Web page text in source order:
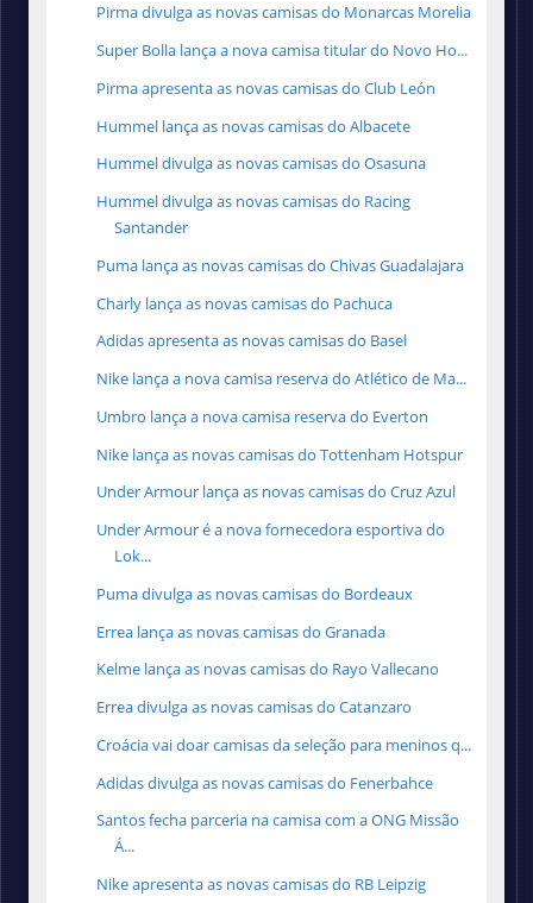
Pirma divulga as novas camisas do Monarcas Morelia
Super Bolla lança a nova camisa titular do Novo Ho...
Pirma apresenta as novas camisas do Club León
Hummel lança as novas camisas do Albacete
Hummel divulga as novas camisas do Osasuna
Hummel divulga as novas camisas do Racing
Santander
Puma lança as novas camisas do Chivas Guadalajara
Charly lança as novas camisas do Pachuca
Adidas apresenta as novas camisas do Basel
Nike lança a nova camisa reserva do Atlético de Ma...
Umbro lança a nova camisa reserva do Everton
Nike lança as novas camisas do Tottenham Hotspur
Under Armour lança as novas camisas do Cruz Azul
Under Armour é a nova fornecedora esportiva do
Lok...
Puma divulga as novas camisas do Bordeaux
Errea lança as novas camisas do Granada
Kelme lança as novas camisas do Rayo Vallecano
Errea divulga as novas camisas do Catanzaro
Croácia vai doar camisas da seleção para meninos q...
Adidas divulga as novas camisas do Fenerbahce
Santos fecha parceria na camisa com a ONG Missão
Á...
Nike apresenta as novas camisas do RB Leipzig